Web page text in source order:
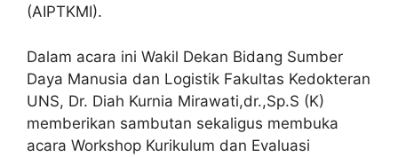
(AIPTKMI).
Dalam acara ini Wakil Dekan Bidang Sumber
Daya Manusia dan Logistik Fakultas Kedokteran
UNS, Dr. Diah Kurnia Mirawati,dr.,Sp.S (K)
memberikan sambutan sekaligus membuka
acara Workshop Kurikulum dan Evaluasi